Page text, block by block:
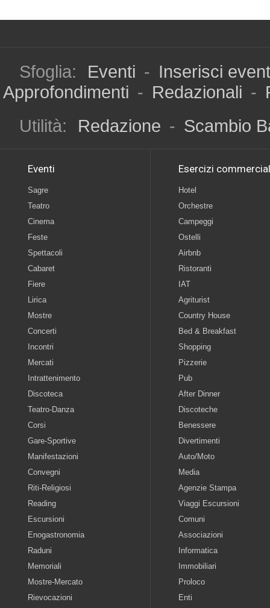
Sfoglia: Eventi - Inserisci
Approfondimenti - Redazionali -
Utilità:
Redazione - Scambio
Eventi
Sagre
Teatro
Cinema
Feste
Spettacoli
Cabaret
Fiere
Lirica
Mostre
Concerti
Incontri
Mercati
Intrattenimento
Discoteca
Teatro-Danza
Corsi
Gare-Sportive
Manifestazioni
Convegni
Riti-Religiosi
Reading
Escursioni
Enogastronomia
Raduni
Memoriali
Mostre-Mercato
Rievocazioni
Esercizi
Hotel
Orchestre
Campeggi
Ostelli
Airbnb
Ristoranti
IAT
Agriturist
Country House
Bed & Breakfast
Shopping
Pizzerie
Pub
After Dinner
Discoteche
Benessere
Divertimenti
Auto/Moto
Media
Agenzie Stampa
Viaggi Escursioni
Comuni
Associazioni
Informatica
Immobiliari
Proloco
Enti